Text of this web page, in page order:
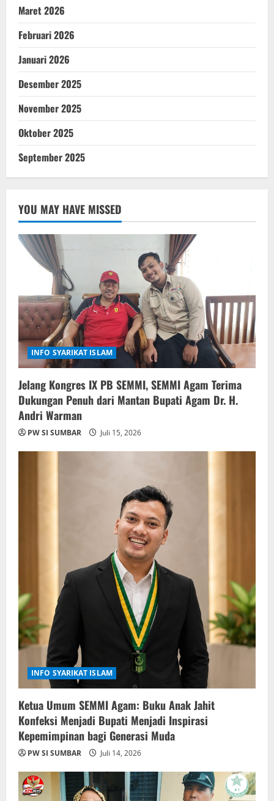
Maret 2026
Februari 2026
Januari 2026
Desember 2025
November 2025
Oktober 2025
September 2025
YOU MAY HAVE MISSED
INFO SYARIKAT ISLAM
Jelang Kongres IX PB SEMMI, SEMMI Agam Terima
Dukungan Penuh dari Mantan Bupati Agam Dr. H.
Andri Warman
PW SI SUMBAR Juli 15, 2026
INFO SYARIKAT ISLAM
Ketua Umum SEMMI Agam: Buku Anak Jahit
Konfeksi Menjadi Bupati Menjadi Inspirasi
Kepemimpinan bagi Generasi Muda
PW SI SUMBAR Juli 14, 2026